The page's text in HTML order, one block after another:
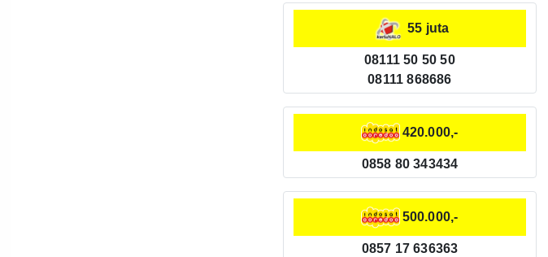
55 juta
08111 50 50 50
08111 868686
420.000,-
0858 80 343434
500.000,-
0857 17 636363